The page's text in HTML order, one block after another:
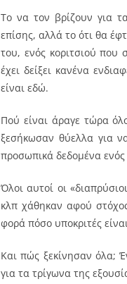
Το να τον βρίζουν για
επίσης, αλλά το ότι θα
του, ενός κοριτσιού
έχει δείξει κανένα
είναι εδώ.
Πού είναι άραγε τώρα
ξεσήκωσαν θύελλα για
προσωπικά δεδομένα ενός
Όλοι αυτοί οι
κλπ χάθηκαν αφού
φορά πόσο υποκριτές
Και πώς ξεκίνησαν όλα;
για τα τρίγωνα της